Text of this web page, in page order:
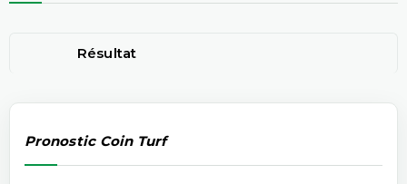
Résultat
Pronostic Coin Turf